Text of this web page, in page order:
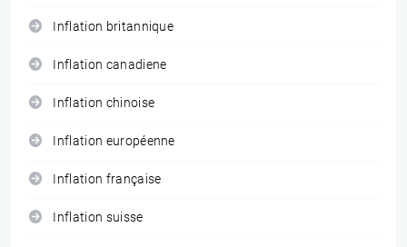
Inflation britannique
Inflation canadiene
Inflation chinoise
Inflation européenne
Inflation française
Inflation suisse